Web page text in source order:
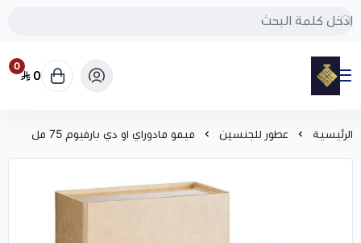
مود
0
0
الرئيسية عطور للجنسين ميمو مادوراي او دي بارفيوم 75 مل